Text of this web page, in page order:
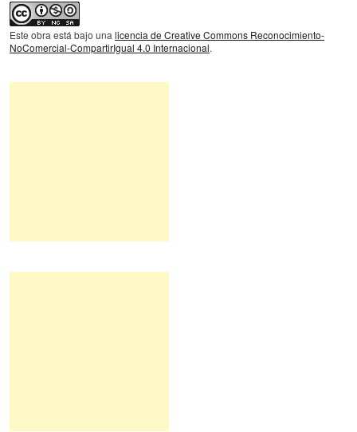
Este obra está bajo una licencia de Creative Commons Reconocimiento-
NoComercial-CompartirIgual 4.0 Internacional.